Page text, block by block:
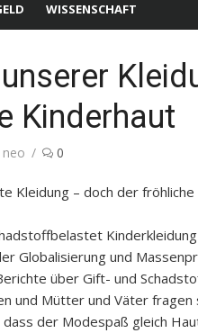
WISSENSCHAFT
Kinderhaut
Author
neo 0
Kleidung – doch der
Globalisierung und
über Gift- und
und Mütter und Väter fragen
der Modespaß gleich